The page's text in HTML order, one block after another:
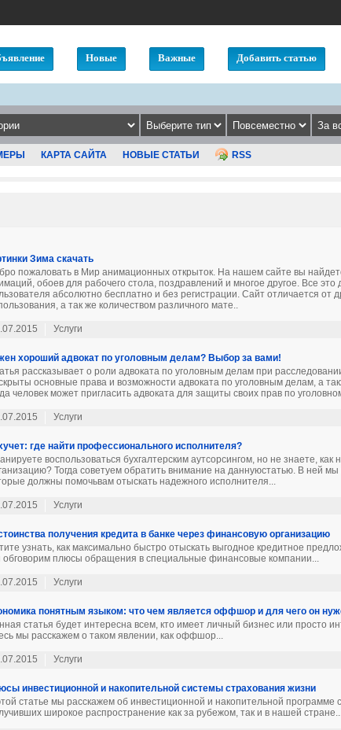
Новые Важные Добавить статью
КАРТА САЙТА НОВЫЕ СТАТЬИ RSS
Зима скачать
пожаловать в Мир анимационных открыток. На нашем сайте вы
обоев для рабочего стола, поздравлений и многое другое. Все это
абсолютно бесплатно и без регистрации. Сайт отличается от
а так же количеством различного мате..
Услуги
хороший адвокат по уголовным делам? Выбор за вами!
рассказывает о роли адвоката по уголовным делам при
основные права и возможности адвоката по уголовным делам, а
человек может пригласить адвоката для защиты своих прав по
Услуги
где найти профессионального исполнителя?
воспользоваться бухгалтерским аутсорсингом, но не знаете, как
Тогда советуем обратить внимание на даннуюстатью. В ней
должны помочьвам отыскать надежного исполнителя...
Услуги
получения кредита в банке через финансовую организацию
узнать, как максимально быстро отыскать выгодное кредитное
плюсы обращения в специальные финансовые компании...
Услуги
понятным языком: что чем является оффшор и для чего он
статья будет интересна всем, кто имеет личный бизнес или просто
мы расскажем о таком явлении, как оффшор...
Услуги
инвестиционной и накопительной системы страхования жизни
статье мы расскажем об инвестиционной и накопительной программе
широкое распространение как за рубежом, так и в нашей